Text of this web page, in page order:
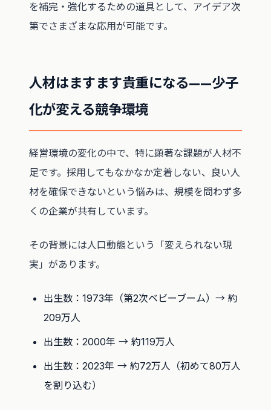
を補完・強化するための道具として、アイデア次
第でさまざまな応用が可能です。
人材はますます貴重になる——少子
化が変える競争環境
経営環境の変化の中で、特に顕著な課題が人材不
足です。採用してもなかなか定着しない、良い人
材を確保できないという悩みは、規模を問わず多
くの企業が共有しています。
その背景には人口動態という「変えられない現
実」があります。
出生数：1973年（第2次ベビーブーム）→ 約
209万人
出生数：2000年 → 約119万人
出生数：2023年 → 約72万人（初めて80万人
を割り込む）